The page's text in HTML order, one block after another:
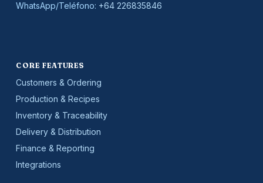
WhatsApp/Teléfono: +64 226835846
CORE FEATURES
Customers & Ordering
Production & Recipes
Inventory & Traceability
Delivery & Distribution
Finance & Reporting
Integrations